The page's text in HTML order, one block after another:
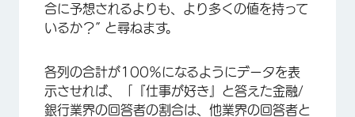
合に予想されるよりも、より多くの値を持って
いるか？” と尋ねます。
各列の合計が100％になるようにデータを表
示させれば、「『仕事が好き』と答えた金融/
銀行業界の回答者の割合は、他業界の回答者と